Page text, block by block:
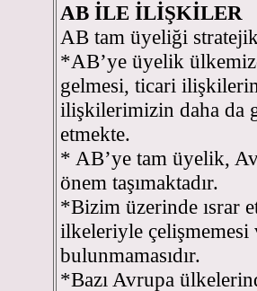
AB İLE İLİŞKİLER
AB tam üyeliği
*AB’ye üyelik
gelmesi, ticari
ilişkilerimizin daha da
etmekte.
* AB’ye tam üyelik,
önem taşımaktadır.
*Bizim üzerinde ısrar
ilkeleriyle çelişmemesi
bulunmamasıdır.
*Bazı Avrupa